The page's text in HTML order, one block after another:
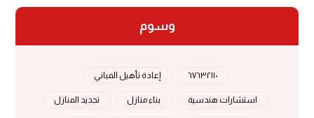
وسوم
٦٧٦٣٢١١٠ إعادة تأهيل المباني
استشارات هندسية بناء منازل تجديد المنازل